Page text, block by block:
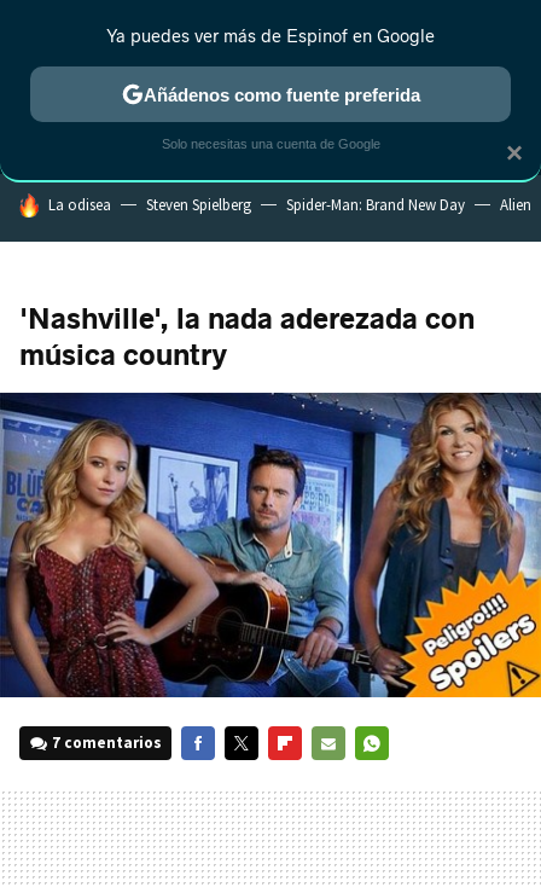
MENÚ NUEVO
ESTRENOS REALITY ANIME RANKINGS CINE
HOY SE HABLA DE
La odisea Steven Spielberg Spider-Man: Brand New Day Alien
'Nashville', la nada aderezada con
música country
7 comentarios
MAIL
×
Ya puedes ver más de Espinof en Google
Añádenos como fuente preferida
Solo necesitas una cuenta de Google